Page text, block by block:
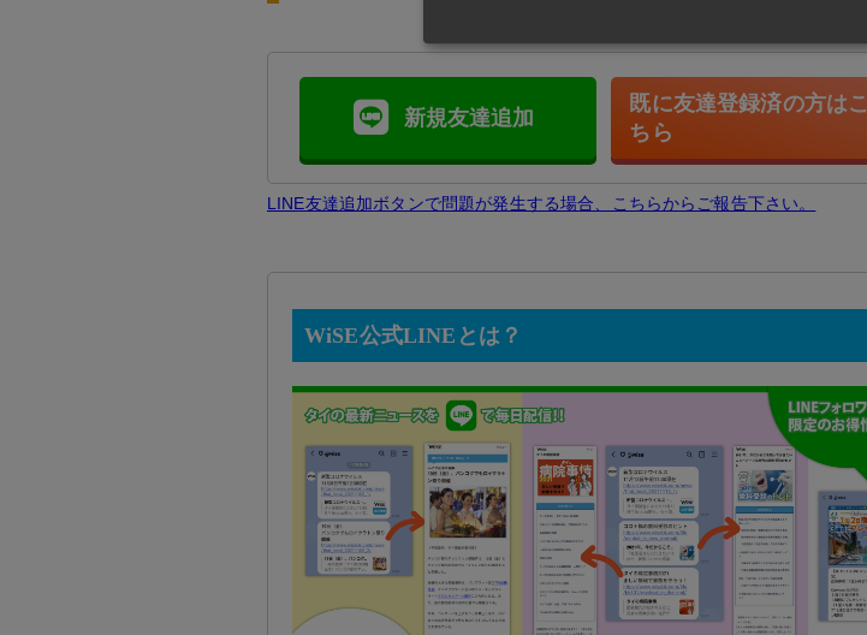
新規友達追加
既に友達登録済の方はこ
ちら
LINE友達追加ボタンで問題が発生する場合、こちらからご報告下さい。
WiSE公式LINEとは？